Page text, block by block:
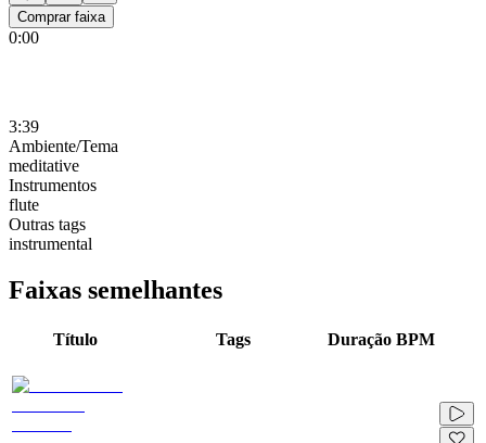
Comprar faixa
0:00
3:39
Ambiente/Tema
meditative
Instrumentos
flute
Outras tags
instrumental
Faixas semelhantes
Título Tags Duração BPM